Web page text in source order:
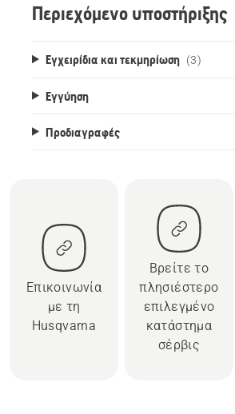
Περιεχόμενο υποστήριξης
Εγχειρίδια και τεκμηρίωση (3)
Εγγύηση
Προδιαγραφές
Επικοινωνία
με τη
Husqvarna
Βρείτε το
πλησιέστερο
επιλεγμένο
κατάστημα
σέρβις